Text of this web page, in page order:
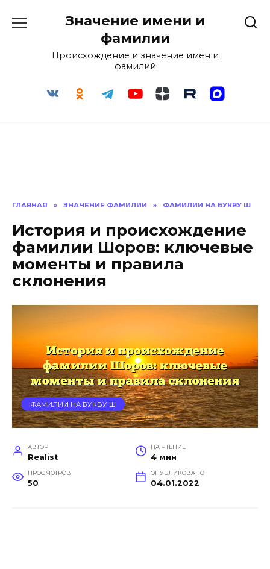
Значение имени и
фамилии
Происхождение и значение имён и
фамилий
ГЛАВНАЯ » ЗНАЧЕНИЕ ФАМИЛИИ » ФАМИЛИИ НА БУКВУ Ш
История и происхождение
фамилии Шоров: ключевые
моменты и правила
склонения
ФАМИЛИИ НА БУКВУ Ш
АВТОР
Realist
НА ЧТЕНИЕ
4 мин
ПРОСМОТРОВ
50
ОПУБЛИКОВАНО
04.01.2022